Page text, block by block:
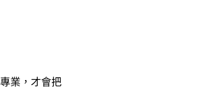
業，才會把